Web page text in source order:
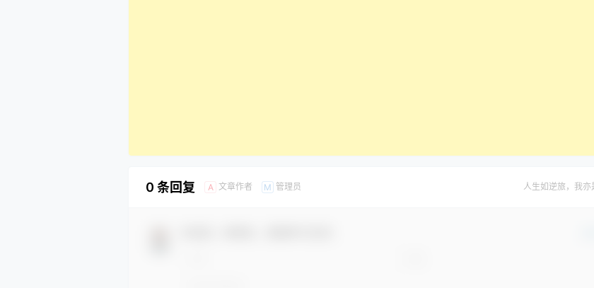
0 条回复 A 文章作者 M 管理员 人生如逆旅，我亦